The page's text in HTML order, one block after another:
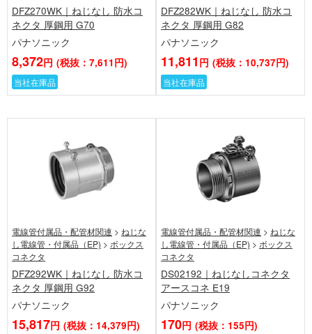
DFZ270WK｜ねじなし 防水コ
ネクタ 厚鋼用 G70
パナソニック
8,372円 (税抜：7,611円)
当社在庫品
DFZ282WK｜ねじなし 防水コ
ネクタ 厚鋼用 G82
パナソニック
11,811 円 (税抜：10,737円)
当社在庫品
電線管付属品・配管材関連 > ねじな
し電線管・付属品（EP) > ボックス
コネクタ
DFZ292WK｜ねじなし 防水コ
ネクタ 厚鋼用 G92
パナソニック
15,817円 (税抜：14,379円)
電線管付属品・配管材関連 > ねじな
し電線管・付属品（EP) > ボックス
コネクタ
DS02192｜ねじなしコネクタ
アースコネ E19
パナソニック
170円 (税抜：155円)